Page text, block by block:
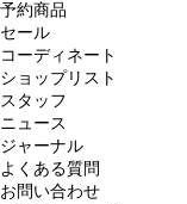
予約商品
セール
コーディネート
ショップリスト
スタッフ
ニュース
ジャーナル
よくある質問
お問い合わせ